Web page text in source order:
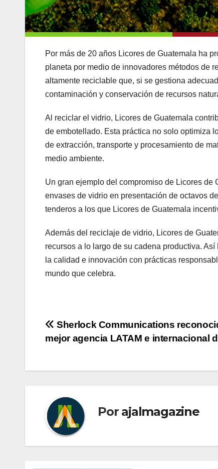
Por más de 20 años Licores de Guatemala ha
planeta por medio de innovadores métodos de
altamente reciclable que, si se gestiona
contaminación y conservación de recursos
Al reciclar el vidrio, Licores de Guatemala
de embotellado. Esta práctica no solo optimiza
de extracción, transporte y procesamiento de
medio ambiente.
Un gran ejemplo del compromiso de Licores
envases de vidrio en presentación de octavos
tenderos a los que Licores de Guatemala
Además del reciclaje de vidrio, Licores de
recursos a lo largo de su cadena productiva.
la calidad e innovación con prácticas
mundo que celebra.
Navegación
de
entradas
Sherlock Communications
mejor agencia LATAM e internacional
Por ajalmagazine